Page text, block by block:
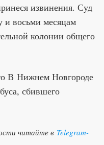
извинения. Суд
и восьми месяцам
колонии общего
В Нижнем Новгороде
сбившего
читайте в Telegram-